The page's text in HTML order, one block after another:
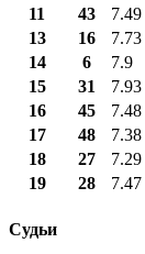
11
43 7.49
13
16 7.73
14
6 7.9
15
31 7.93
16
45 7.48
17
48 7.38
18
27 7.29
19
28 7.47
Судьи